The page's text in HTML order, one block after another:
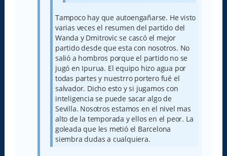
Tampoco hay que autoengañarse. He visto
varias veces el resumen del partido del
Wanda y Dmitrovic se cascó el mejor
partido desde que esta con nosotros. No
salió a hombros porque el partido no se
jugó en Ipurua. El equipo hizo agua por
todas partes y nuestrro portero fué el
salvador. Dicho esto y si jugamos con
inteligencia se puede sacar algo de
Sevilla. Nosotros estamos en el nivel mas
alto de la temporada y ellos en el peor. La
goleada que les metió el Barcelona
siembra dudas a cualquiera.